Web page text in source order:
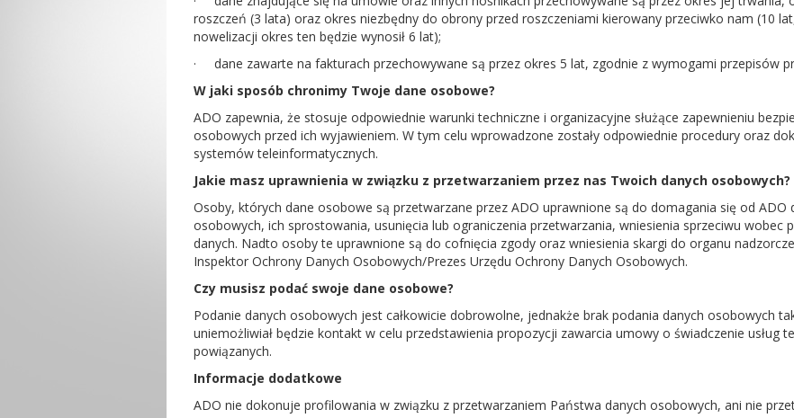
roszczeń (3 lata) oraz okres niezbędny do obrony przed roszczeniami kierowany przeciwko nam (10
nowelizacji okres ten będzie wynosił 6 lat);
·
dane zawarte na fakturach przechowywane są przez okres 5 lat, zgodnie z wymogami przepisów
W jaki sposób chronimy Twoje dane osobowe?
ADO zapewnia, że stosuje odpowiednie warunki techniczne i organizacyjne służące zapewnieniu
osobowych przed ich wyjawieniem. W tym celu wprowadzone zostały odpowiednie procedury oraz
systemów teleinformatycznych.
Jakie masz uprawnienia w związku z przetwarzaniem przez nas Twoich danych osobowych?
Osoby, których dane osobowe są przetwarzane przez ADO uprawnione są do domagania się od ADO
osobowych, ich sprostowania, usunięcia lub ograniczenia przetwarzania, wniesienia sprzeciwu wobec
danych. Nadto osoby te uprawnione są do cofnięcia zgody oraz wniesienia skargi do organu
Inspektor Ochrony Danych Osobowych/Prezes Urzędu Ochrony Danych Osobowych.
Czy musisz podać swoje dane osobowe?
Podanie danych osobowych jest całkowicie dobrowolne, jednakże brak podania danych osobowych
uniemożliwiał będzie kontakt w celu przedstawienia propozycji zawarcia umowy o świadczenie usług
powiązanych.
Informacje dodatkowe
ADO nie dokonuje profilowania w związku z przetwarzaniem Państwa danych osobowych, ani nie